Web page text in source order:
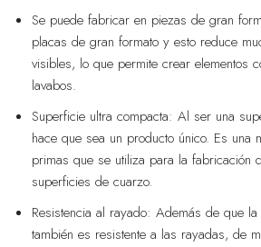
Se puede fabricar en piezas de gran
placas de gran formato y esto reduce
visibles, lo que permite crear elementos
lavabos.
Superficie ultra compacta: Al ser una
hace que sea un producto único. Es una
primas que se utiliza para la fabricación
superficies de cuarzo.
Resistencia al rayado: Además de que
también es resistente a las rayadas, de